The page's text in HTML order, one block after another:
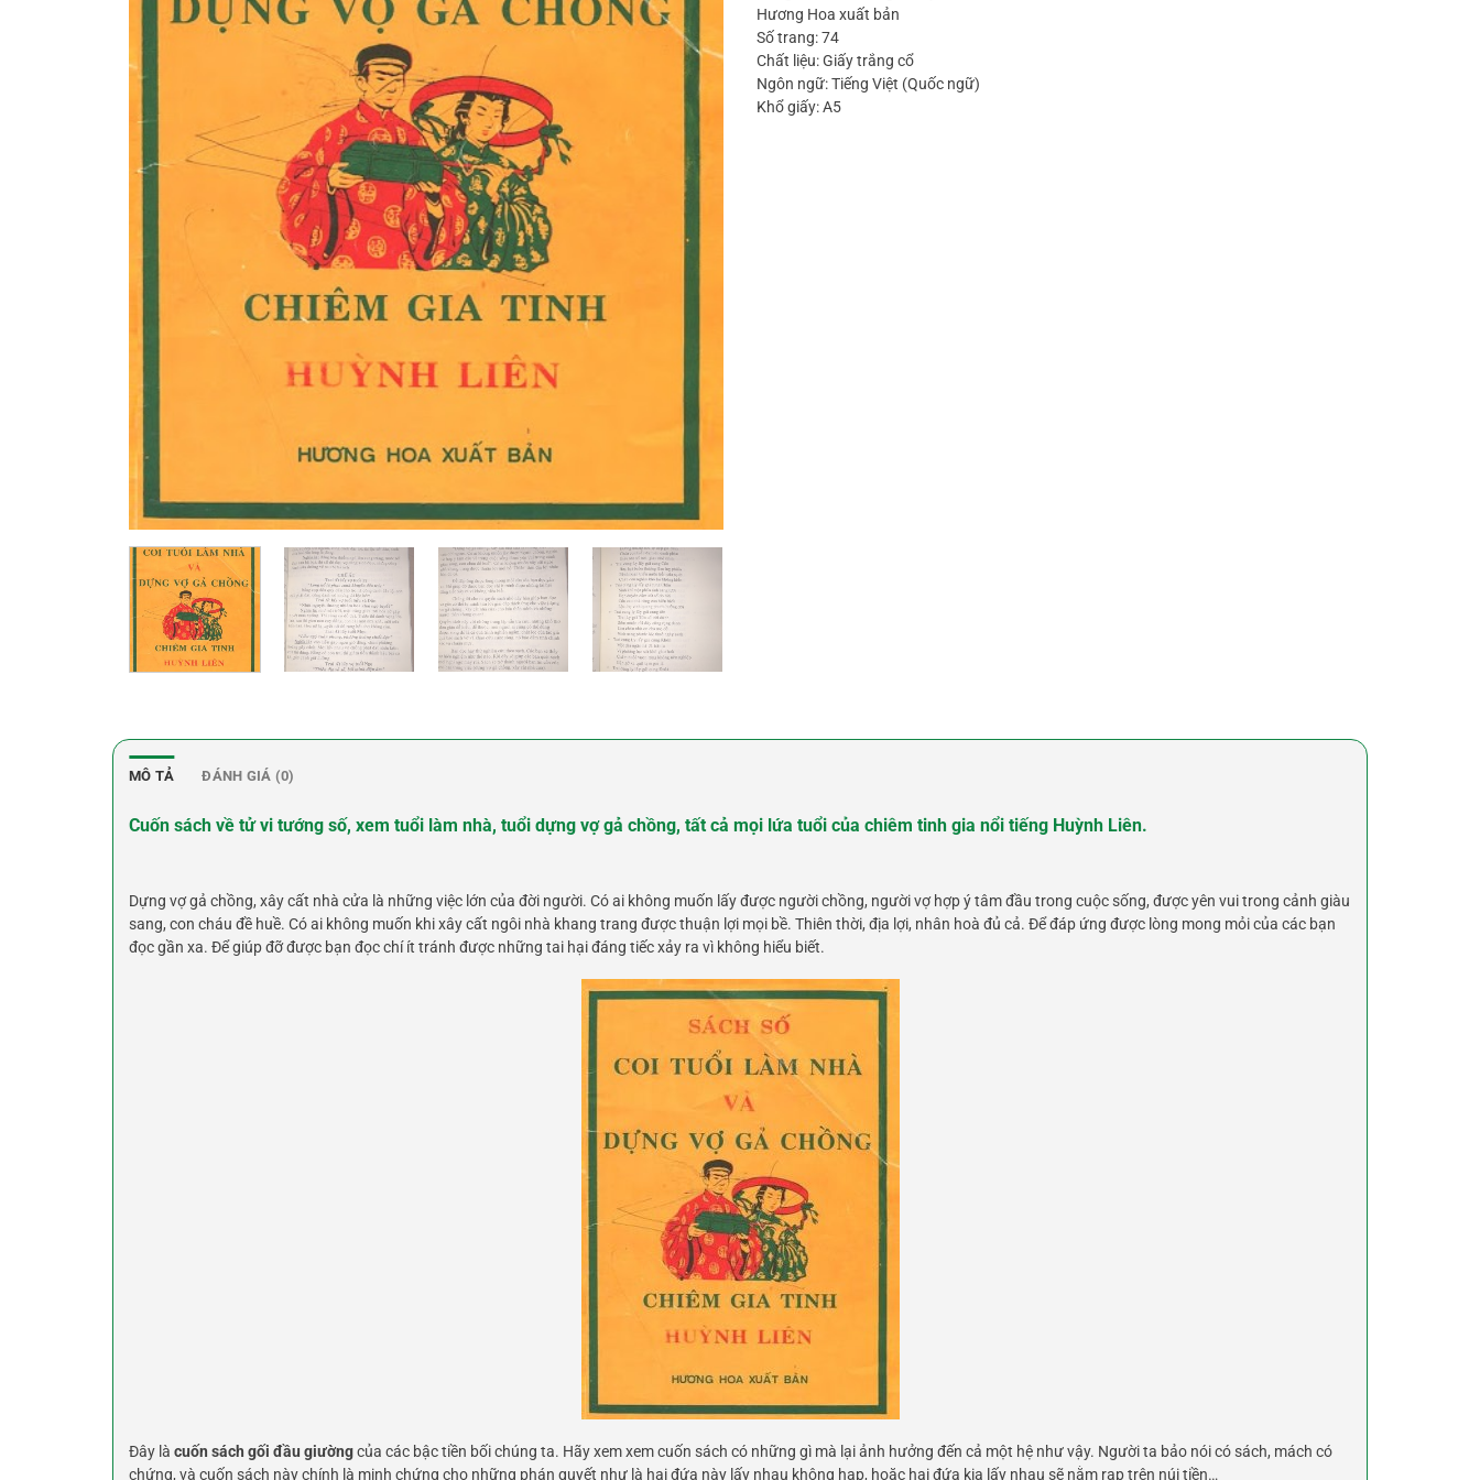
Hương Hoa xuất bản
Số trang: 74
Chất liệu: Giấy trắng cổ
Ngôn ngữ: Tiếng Việt (Quốc ngữ)
Khổ giấy: A5
MÔ TẢ ĐÁNH GIÁ (0)
Cuốn sách về tử vi tướng số, xem tuổi làm nhà, tuổi dựng vợ gả chồng, tất cả mọi lứa tuổi của chiêm tinh gia nổi tiếng Huỳnh Liên.
Dựng vợ gả chồng, xây cất nhà cửa là những việc lớn của đời người. Có ai không muốn lấy được người chồng, người vợ hợp ý tâm đầu trong cuộc sống, được yên vui trong cảnh giàu
sang, con cháu đề huề. Có ai không muốn khi xây cất ngôi nhà khang trang được thuận lợi mọi bề. Thiên thời, địa lợi, nhân hoà đủ cả. Để đáp ứng được lòng mong mỏi của các bạn
đọc gần xa. Để giúp đỡ được bạn đọc chí ít tránh được những tai hại đáng tiếc xảy ra vì không hiểu biết.
Đây là cuốn sách gối đầu giườngcủa các bậc tiền bối chúng ta. Hãy xem xem cuốn sách có những gì mà lại ảnh hưởng đến cả một hệ như vậy. Người ta bảo nói có sách, mách có
chứng, và cuốn sách này chính là minh chứng cho những phán quyết như là hai đứa này lấy nhau không hạp, hoặc hai đứa kia lấy nhau sẽ nằm rạp trên núi tiền…